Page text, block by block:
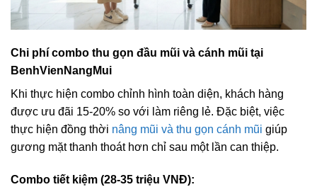
Chi phí combo thu gọn đầu mũi và cánh mũi tại
BenhVienNangMui
Khi thực hiện combo chỉnh hình toàn diện, khách hàng
được ưu đãi 15-20% so với làm riêng lẻ. Đặc biệt, việc
thực hiện đồng thời nâng mũi và thu gọn cánh mũi giúp
gương mặt thanh thoát hơn chỉ sau một lần can thiệp.
Combo tiết kiệm (28-35 triệu VNĐ):